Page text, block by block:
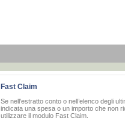
Fast Claim
Se nell'estratto conto o nell’elenco degli
indicata una spesa o un importo che non
utilizzare il modulo Fast Claim.